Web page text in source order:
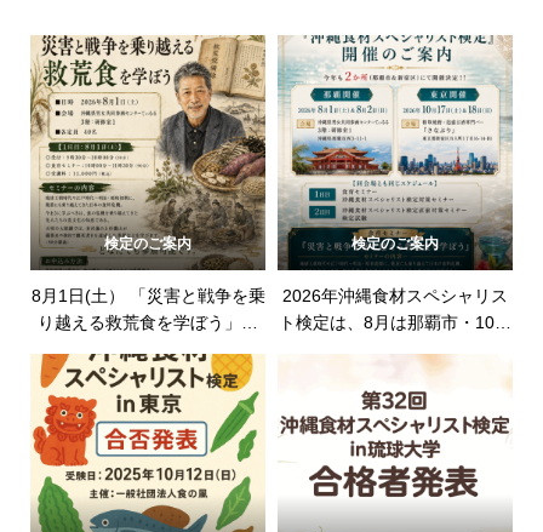
検定のご案内
8月1日(土） 「災害と戦争を乗
り越える救荒食を学ぼう」参
検定のご案内
2026年沖縄食材スペシャリス
ト検定は、8月は那覇市・10月